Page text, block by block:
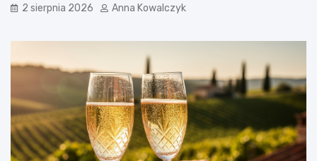
2 sierpnia 2026 Anna Kowalczyk